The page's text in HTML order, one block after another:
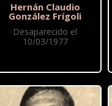
Hernán Claudio
González Frígoli
Desaparecido el
10/03/1977